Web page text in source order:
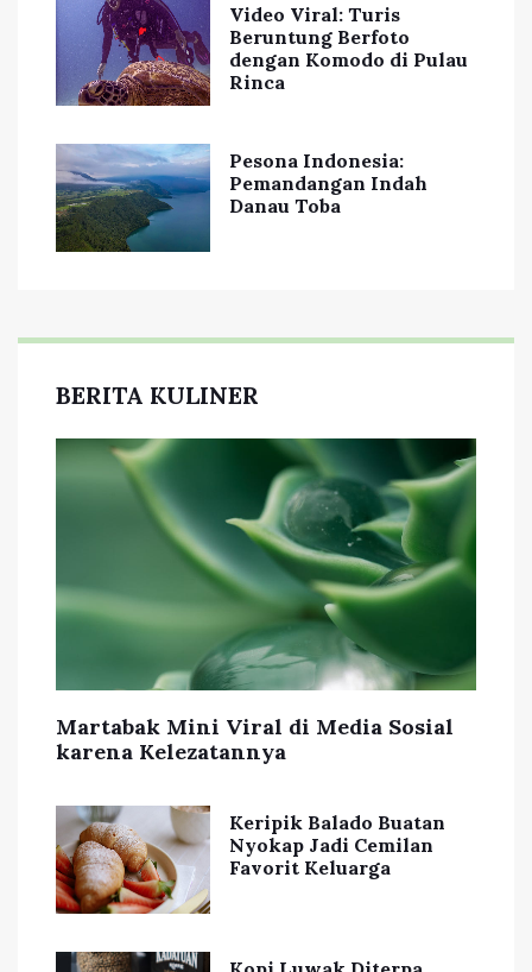
Video Viral: Turis
Beruntung Berfoto
dengan Komodo di Pulau
Rinca
Pesona Indonesia:
Pemandangan Indah
Danau Toba
BERITA KULINER
Martabak Mini Viral di Media Sosial
karena Kelezatannya
Keripik Balado Buatan
Nyokap Jadi Cemilan
Favorit Keluarga